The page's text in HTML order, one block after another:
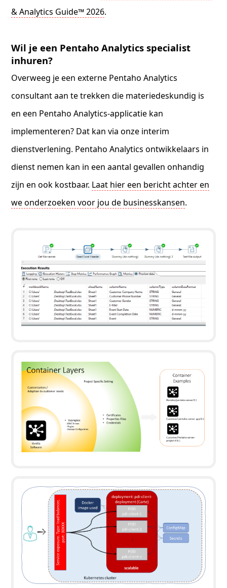
& Analytics Guide™ 2026.
Wil je een Pentaho Analytics specialist
inhuren?
Overweeg je een externe Pentaho Analytics
consultant aan te trekken die materiedeskundig is
en een Pentaho Analytics-applicatie kan
implementeren? Dat kan via onze interim
dienstverlening. Pentaho Analytics ontwikkelaars in
dienst nemen kan in een aantal gevallen onhandig
zijn en ook kostbaar. Laat hier een bericht achter en
we onderzoeken voor jou de businesskansen.